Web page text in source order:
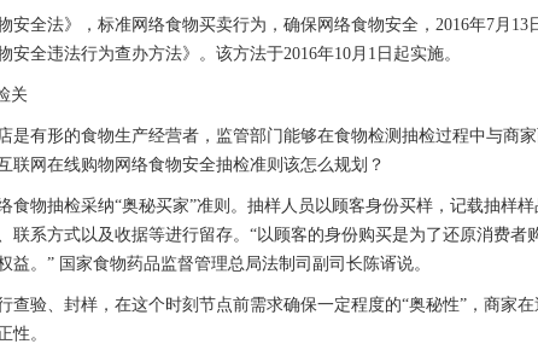
安全法》，标准网络食物买卖行为，确保网络食物安全，2016年7月
安全违法行为查办方法》。该方法于2016年10月1日起实施。
关
是有形的食物生产经营者，监管部门能够在食物检测抽检过程中与商
联网在线购物网络食物安全抽检准则该怎么规划？
食物抽检采纳“奥秘买家”准则。抽样人员以顾客身份买样，记载抽样
联系方式以及收据等进行留存。“以顾客的身份购买是为了还原消费者
益。” 国家食物药品监督管理总局法制司副司长陈谞说。
查验、封样，在这个时刻节点前需求确保一定程度的“奥秘性”，商家
性。